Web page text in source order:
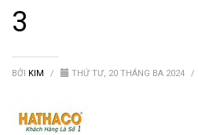
3
BỞI KIM / THỨ TƯ, 20 THÁNG BA 2024 /